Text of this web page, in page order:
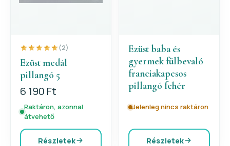
(2)
Ezüst medál
pillangó 5
6 190 Ft
Raktáron, azonnal
átvehető
Részletek
Ezüst baba és
gyermek fülbevaló
franciakapcsos
pillangó fehér
Jelenleg nincs raktáron
Részletek